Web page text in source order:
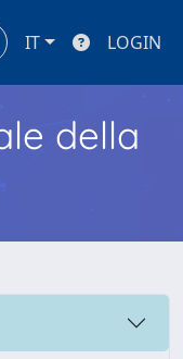
IT LOGIN
della